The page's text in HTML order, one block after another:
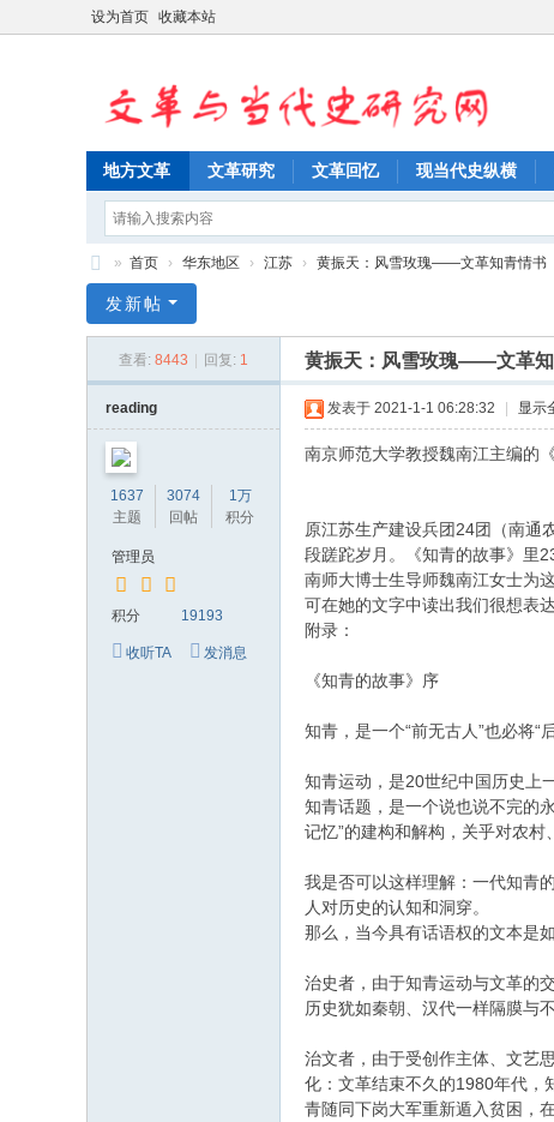
设为首页 收藏本站
地方文革 文革研究 文革回忆 现当代史纵横
革
» 首页 › 华东地区 › 江苏 › 黄振天：风雪玫瑰——文革知青情书
发新帖
查看: 8443 回复: 1 黄振天：风雪玫瑰——文革
reading
1637
主题
3074
回帖
1万
积分
管理员
积分 19193
收听TA 发消息
发表于 2021-1-1 06:28:32 显示
南京师范大学教授魏南江主编的
原江苏生产建设兵团24团（南通
段蹉跎岁月。《知青的故事》里
南师大博士生导师魏南江女士为
可在她的文字中读出我们很想表
附录：
《知青的故事》序
知青，是一个“前无古人”也必将“
知青运动，是20世纪中国历史上
知青话题，是一个说也说不完的
记忆”的建构和解构，关乎对农
我是否可以这样理解：一代知青
人对历史的认知和洞穿。
那么，当今具有话语权的文本是
治史者，由于知青运动与文革的
历史犹如秦朝、汉代一样隔膜与不
治文者，由于受创作主体、文艺
化：文革结束不久的1980年代，
青随同下岗大军重新遁入贫困，